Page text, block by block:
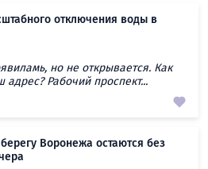
отключения воды в
но не открывается. Как
адрес? Рабочий проспект...
Воронежа остаются без